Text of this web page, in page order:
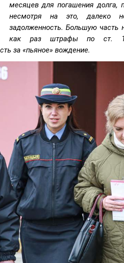
месяцев для погашения долга,
несмотря на это, далеко
задолженность. Большую часть
как раз штрафы по ст.
за «пьяное» вождение.